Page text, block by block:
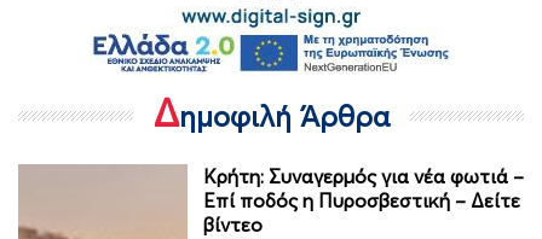
Δημοφιλή Άρθρα
Κρήτη: Συναγερμός για νέα φωτιά –
Επί ποδός η Πυροσβεστική – Δείτε
βίντεο